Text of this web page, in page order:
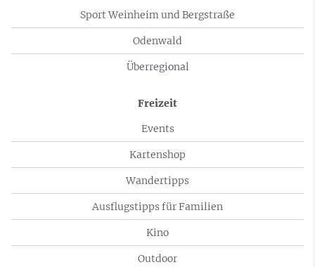
Sport Weinheim und Bergstraße
Odenwald
Überregional
Freizeit
Events
Kartenshop
Wandertipps
Ausflugstipps für Familien
Kino
Outdoor